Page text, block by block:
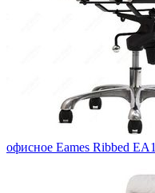
офисное Eames Ribbed